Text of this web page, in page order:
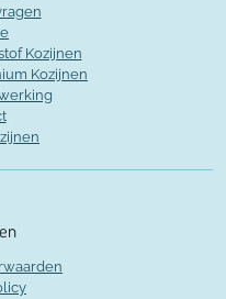
Kozijnen
Kozijnen